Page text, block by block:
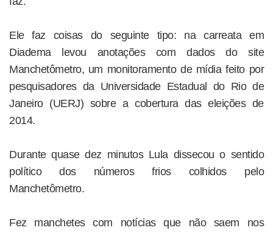
Ele faz coisas do seguinte tipo: na carreata em
Diadema levou anotações com dados do site
Manchetômetro, um monitoramento de mídia feito por
pesquisadores da Universidade Estadual do Rio de
Janeiro (UERJ) sobre a cobertura das eleições de
2014.
Durante quase dez minutos Lula dissecou o sentido
político dos números frios colhidos pelo
Manchetômetro.
Fez manchetes com notícias que não saem nos